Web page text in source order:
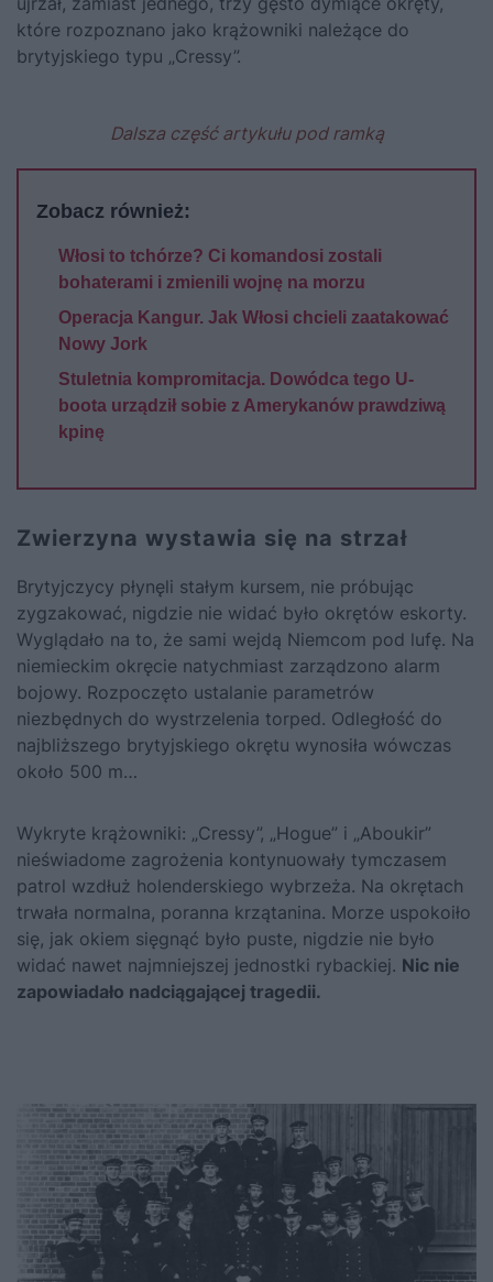
które rozpoznano jako krążowniki należące do
brytyjskiego typu „Cressy”.
Dalsza część artykułu pod ramką
Zobacz również:
Włosi to tchórze? Ci komandosi zostali
bohaterami i zmienili wojnę na morzu
Operacja Kangur. Jak Włosi chcieli zaatakować
Nowy Jork
Stuletnia kompromitacja. Dowódca tego U-
boota urządził sobie z Amerykanów prawdziwą
kpinę
Zwierzyna wystawia się na strzał
Brytyjczycy płynęli stałym kursem, nie próbując
zygzakować, nigdzie nie widać było okrętów eskorty.
Wyglądało na to, że sami wejdą Niemcom pod lufę. Na
niemieckim okręcie natychmiast zarządzono alarm
bojowy. Rozpoczęto ustalanie parametrów
niezbędnych do wystrzelenia torped. Odległość do
najbliższego brytyjskiego okrętu wynosiła wówczas
około 500 m…
Wykryte krążowniki: „Cressy”, „Hogue” i „Aboukir”
nieświadome zagrożenia kontynuowały tymczasem
patrol wzdłuż holenderskiego wybrzeża. Na okrętach
trwała normalna, poranna krzątanina. Morze uspokoiło
się, jak okiem sięgnąć było puste, nigdzie nie było
widać nawet najmniejszej jednostki rybackiej. Nic nie
zapowiadało nadciągającej tragedii.